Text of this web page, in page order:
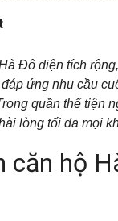
Đô diện tích
ứng nhu cầu
quần thể tiện
lòng tối đa mọi
căn hộ